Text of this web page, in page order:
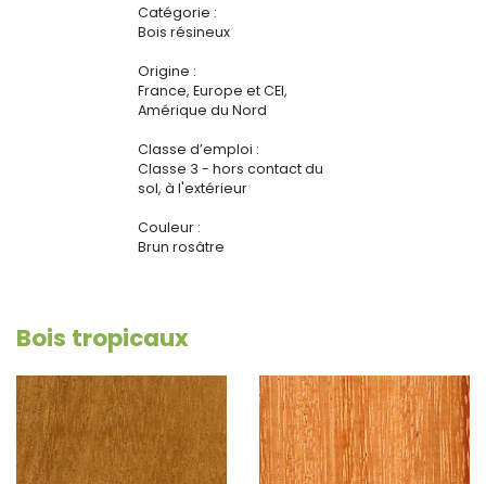
Catégorie :
Bois résineux
Origine :
France, Europe et CEI,
Amérique du Nord
Classe d’emploi :
Classe 3 - hors contact du
sol, à l'extérieur
Couleur :
Brun rosâtre
Bois tropicaux